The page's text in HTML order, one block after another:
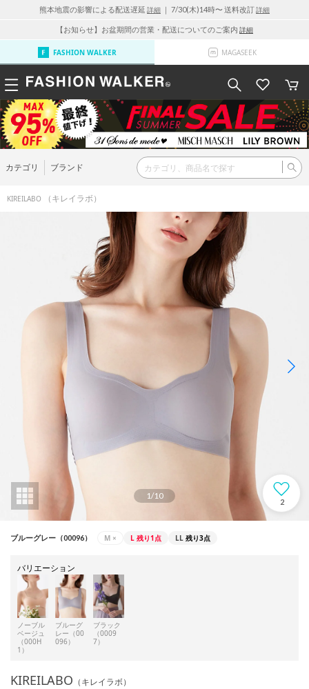
熊本地震の影響による配送遅延 詳細 ｜ 7/30(木)14時〜 送料改訂詳細
【お知らせ】お盆期間の営業・配送についてのご案内 詳細
FASHION WALKER MAGASEEK
カテゴリ ブランド
KIREILABO （キレイラボ）
1/10
2
ブルーグレー（00096） M × L 残り1点 LL 残り3点
バリエーション
ノーブル
ベージュ
（000H
1）
ブルーグ
レー（00
096）
ブラック
（0009
7）
KIREILABO （キレイラボ）